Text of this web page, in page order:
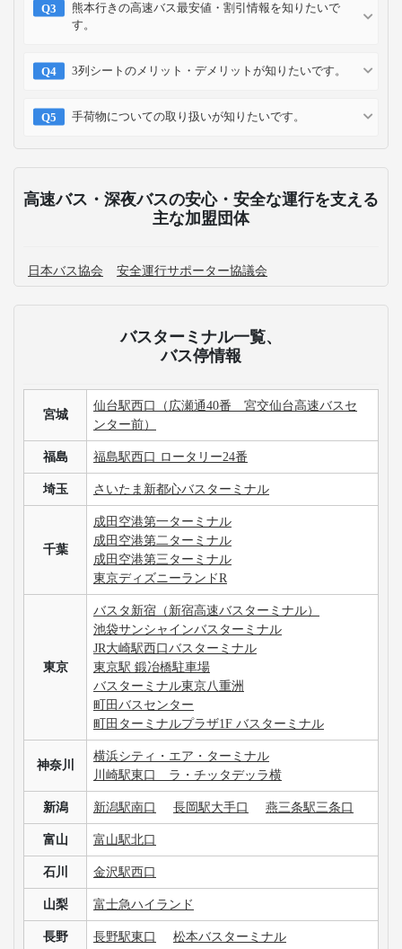
熊本行きの高速バス最安値・割引情報を知りたいで
す。
3列シートのメリット・デメリットが知りたいです。
手荷物についての取り扱いが知りたいです。
高速バス・深夜バスの安心・安全な運行を支える
主な加盟団体
日本バス協会 安全運行サポーター協議会
バスターミナル一覧、
バス停情報
宮城
仙台駅西口（広瀬通40番 宮交仙台高速バスセ
ンター前）
福島 福島駅西口 ロータリー24番
埼玉 さいたま新都心バスターミナル
千葉
成田空港第一ターミナル
成田空港第二ターミナル
成田空港第三ターミナル
東京ディズニーランドR
東京
バスタ新宿（新宿高速バスターミナル）
池袋サンシャインバスターミナル
JR大崎駅西口バスターミナル
東京駅 鍛冶橋駐車場
バスターミナル東京八重洲
町田バスセンター
町田ターミナルプラザ1F バスターミナル
神奈川
横浜シティ・エア・ターミナル
川崎駅東口 ラ・チッタデッラ横
新潟 新潟駅南口 長岡駅大手口 燕三条駅三条口
富山 富山駅北口
石川 金沢駅西口
山梨 富士急ハイランド
長野 長野駅東口 松本バスターミナル